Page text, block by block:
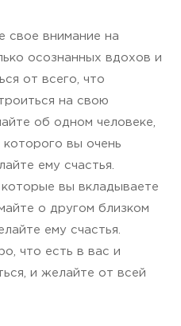
свое внимание на
осознанных вдохов и
от всего, что
на свою
об одном человеке,
вы очень
ему счастья.
которые вы вкладываете
о другом близком
ему счастья.
что есть в вас и
и желайте от всей